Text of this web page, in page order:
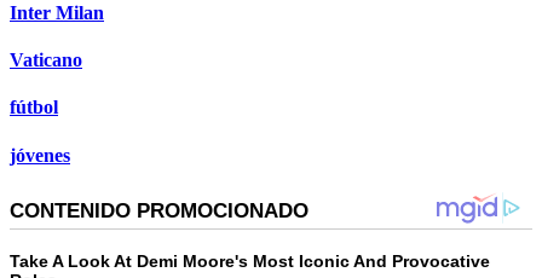
Inter Milan
Vaticano
fútbol
jóvenes